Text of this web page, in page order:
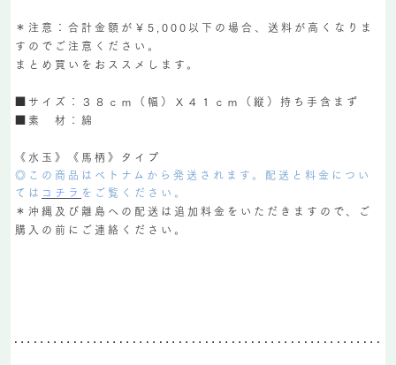
＊注意：合計金額が￥5,000以下の場合、送料が高くなりま
すのでご注意ください。
まとめ買いをおススメします。
■サイズ：３８ｃｍ（幅）Ｘ４１ｃｍ（縦）持ち手含まず
■素 材：綿
《水玉》《馬柄》タイプ
◎この商品はベトナムから発送されます。配送と料金につい
ては コチラ をご覧ください。
＊沖縄及び離島への配送は追加料金をいただきますので、ご
購入の前にご連絡ください。